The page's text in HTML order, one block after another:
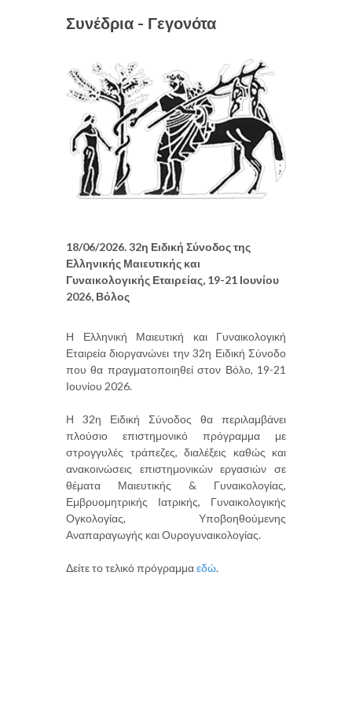
Συνέδρια - Γεγονότα
18/06/2026. 32η Ειδική Σύνοδος της
Ελληνικής Μαιευτικής και
Γυναικολογικής Εταιρείας, 19-21 Ιουνίου
2026, Βόλος
Η Ελληνική Μαιευτική και Γυναικολογική
Εταιρεία διοργανώνει την 32η Ειδική Σύνοδο
που θα πραγματοποιηθεί στον Βόλο, 19-21
Ιουνίου 2026.
Η 32η Ειδική Σύνοδος θα περιλαμβάνει
πλούσιο επιστημονικό πρόγραμμα με
στρογγυλές τράπεζες, διαλέξεις καθώς και
ανακοινώσεις επιστημονικών εργασιών σε
θέματα Μαιευτικής & Γυναικολογίας,
Εμβρυομητρικής Ιατρικής, Γυναικολογικής
Ογκολογίας, Υποβοηθούμενης
Αναπαραγωγής και Ουρογυναικολογίας.
Δείτε το τελικό πρόγραμμαεδώ.